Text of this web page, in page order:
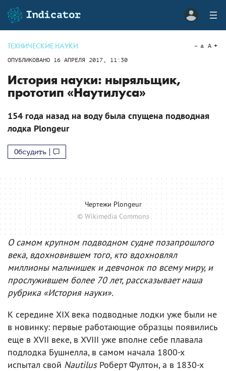
ТЕХНИЧЕСКИЕ НАУКИ
ОПУБЛИКОВАНО 16 АПРЕЛЯ 2017, 11:30
a A
История науки: ныряльщик,
прототип «Наутилуса»
154 года назад на воду была спущена подводная
лодка Plongeur
Обсудить
Чертежи Plongeur
© Wikimedia Commons
О самом крупном подводном судне позапрошлого
века, вдохновившем того, кто вдохновлял
миллионы мальчишек и девчонок по всему миру, и
прослужившем более 70 лет, рассказывает наша
рубрика «История науки».
К середине XIX века подводные лодки уже были не
в новинку: первые работающие образцы появились
еще в XVII веке, в XVIII уже вполне себе плавала
подлодка Бушнелла, в самом начала 1800-х
испытал свой NautilusРоберт Фултон, а в 1830-х